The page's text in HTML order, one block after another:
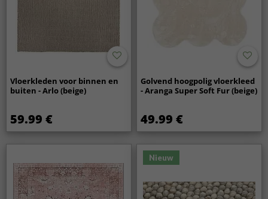
Vloerkleden voor binnen en
buiten - Arlo (beige)
59.99 €
Golvend hoogpolig vloerkleed
- Aranga Super Soft Fur (beige)
49.99 €
Nieuw